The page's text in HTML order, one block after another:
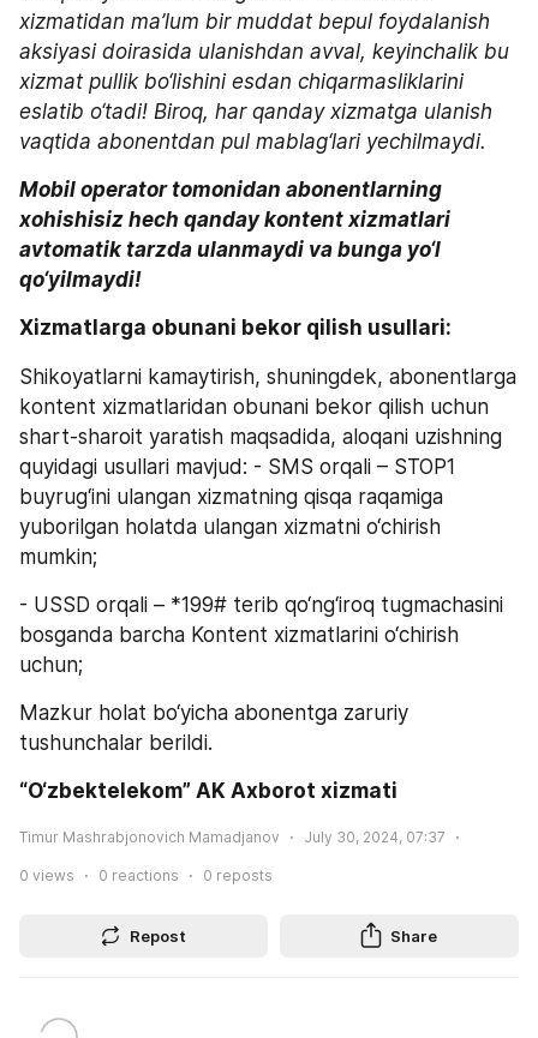
xizmatidan ma’lum bir muddat bepul foydalanish
aksiyasi doirasida ulanishdan avval, keyinchalik bu
xizmat pullik bo‘lishini esdan chiqarmasliklarini
eslatib o‘tadi! Biroq, har qanday xizmatga ulanish
vaqtida abonentdan pul mablag‘lari yechilmaydi.
Mobil operator tomonidan abonentlarning
xohishisiz hech qanday kontent xizmatlari
avtomatik tarzda ulanmaydi va bunga yo‘l
qo‘yilmaydi!
Xizmatlarga obunani bekor qilish usullari:
Shikoyatlarni kamaytirish, shuningdek, abonentlarga
kontent xizmatlaridan obunani bekor qilish uchun
shart-sharoit yaratish maqsadida, aloqani uzishning
quyidagi usullari mavjud: - SMS orqali – STOP1
buyrug‘ini ulangan xizmatning qisqa raqamiga
yuborilgan holatda ulangan xizmatni o‘chirish
mumkin;
- USSD orqali – *199# terib qo‘ng‘iroq tugmachasini
bosganda barcha Kontent xizmatlarini o‘chirish
uchun;
Mazkur holat bo‘yicha abonentga zaruriy
tushunchalar berildi.
“O‘zbektelekom” AK Axborot xizmati
Timur Mashrabjonovich Mamadjanov July 30, 2024, 07:37
0 views 0 reactions 0 reposts
Repost Share